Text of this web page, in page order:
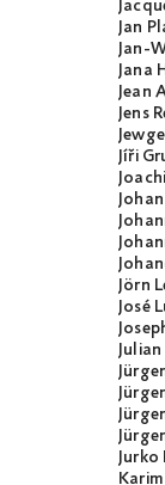
Jan
Jan-
Jana
Jean
Jens
Jíři
Jörn
José
Jurko